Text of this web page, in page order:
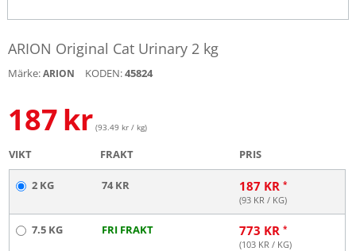
ARION Original Cat Urinary 2 kg
Märke:ARION KODEN:45824
187kr (93.49 kr / kg)
VIKT FRAKT PRIS
2 KG 74 KR 187 KR
(93 KR / KG)
7.5 KG FRI FRAKT 773 KR
(103 KR / KG)